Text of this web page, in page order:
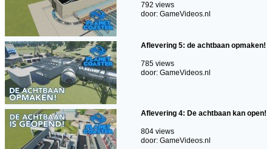
792 views
door: GameVideos.nl
Aflevering 5: de achtbaan opmaken!
785 views
door: GameVideos.nl
Aflevering 4: De achtbaan kan open!
804 views
door: GameVideos.nl